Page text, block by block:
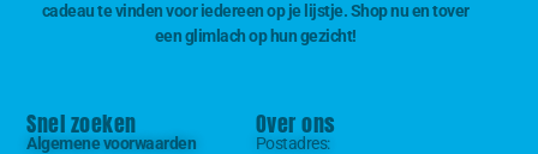
cadeau te vinden voor iedereen op je lijstje. Shop nu en tover
een glimlach op hun gezicht!
Snel zoeken
Algemene voorwaarden
Over ons
Postadres: